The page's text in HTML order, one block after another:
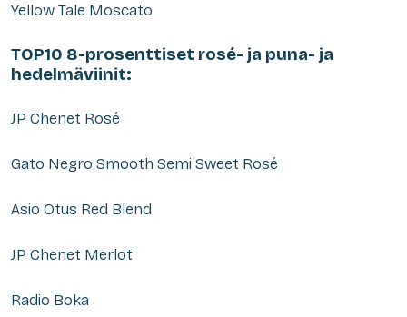
Yellow Tale Moscato
TOP10 8-prosenttiset rosé- ja puna- ja
hedelmäviinit:
JP Chenet Rosé
Gato Negro Smooth Semi Sweet Rosé
Asio Otus Red Blend
JP Chenet Merlot
Radio Boka